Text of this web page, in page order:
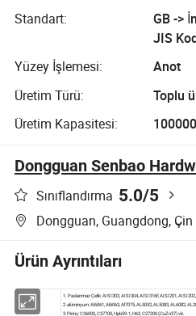
Standart:
GB ->
JIS
Yüzey İşlemesi:
Anot
Üretim Türü:
Toplu
Üretim Kapasitesi:
Dongguan Senbao
Sınıflandırma 5.0/5
Dongguan, Guangdong, Çin
Ürün Ayrıntıları